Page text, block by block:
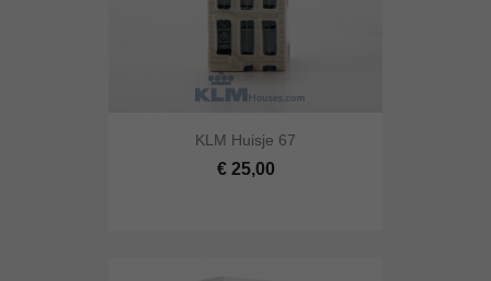
KLM Huisje 67
€ 25,00